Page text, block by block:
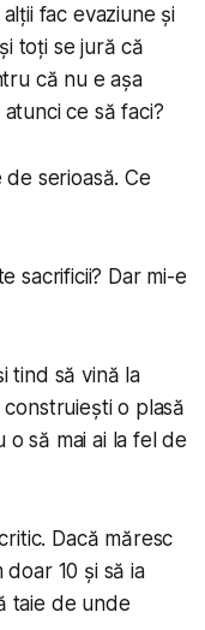
fac evaziune și
toți se jură că
că nu e așa
atunci ce să faci?
serioasă. Ce
sacrificii? Dar mi-e
tind să vină la
o plasă
o să mai ai la fel de
Dacă măresc
10 și să ia
taie de unde